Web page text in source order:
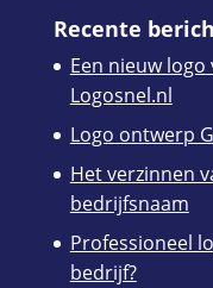
Recente
Een nieuw
Logosnel.nl
Logo ontwerp
Het verzinnen
bedrijfsnaam
Professioneel
bedrijf?